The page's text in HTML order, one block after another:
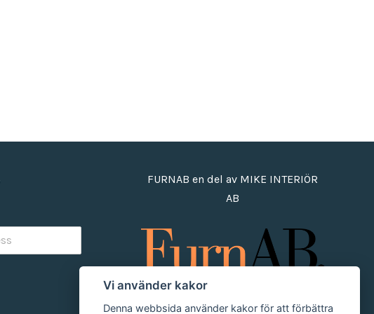
FURNAB en del av MIKE INTERIÖR
AB
Vi använder kakor
Denna webbsida använder kakor för att förbättra